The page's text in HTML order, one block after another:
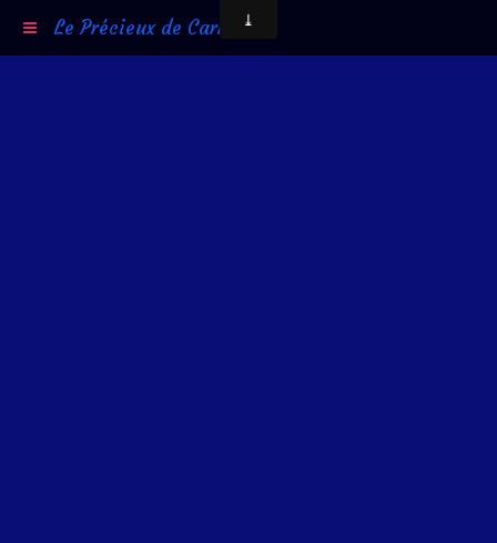
Le Précieux de Carni